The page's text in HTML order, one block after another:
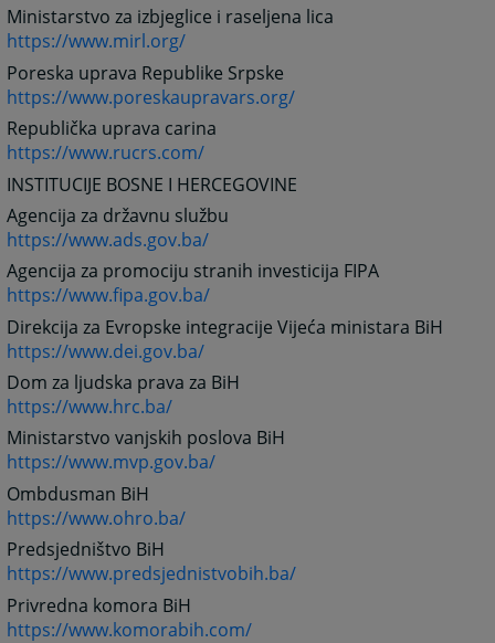
Ministarstvo za izbjeglice i raseljena lica
https://www.mirl.org/
Poreska uprava Republike Srpske
https://www.poreskaupravars.org/
Republička uprava carina
https://www.rucrs.com/
INSTITUCIJE BOSNE I HERCEGOVINE
Agencija za državnu službu
https://www.ads.gov.ba/
Agencija za promociju stranih investicija FIPA
https://www.fipa.gov.ba/
Direkcija za Evropske integracije Vijeća ministara BiH
https://www.dei.gov.ba/
Dom za ljudska prava za BiH
https://www.hrc.ba/
Ministarstvo vanjskih poslova BiH
https://www.mvp.gov.ba/
Ombdusman BiH
https://www.ohro.ba/
Predsjedništvo BiH
https://www.predsjednistvobih.ba/
Privredna komora BiH
https://www.komorabih.com/